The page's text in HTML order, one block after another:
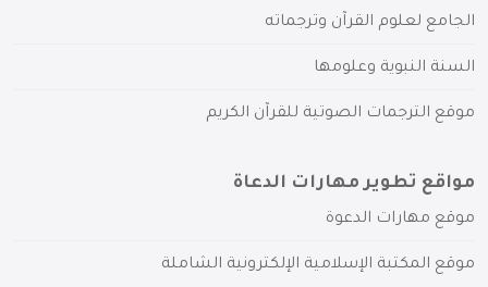
الجامع لعلوم القرآن وترجماته
السنة النبوية وعلومها
موقع الترجمات الصوتية للقرآن الكريم
مواقع تطوير مهارات الدعاة
موقع مهارات الدعوة
موقع المكتبة الإسلامية الإلكترونية الشاملة